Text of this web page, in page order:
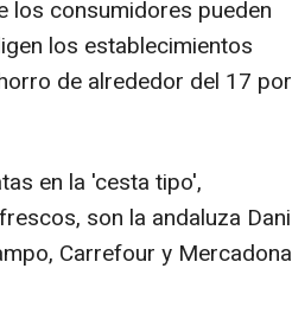
los consumidores pueden
los establecimientos
de alrededor del 17 por
en la 'cesta tipo',
son la andaluza Dani
Carrefour y Mercadona